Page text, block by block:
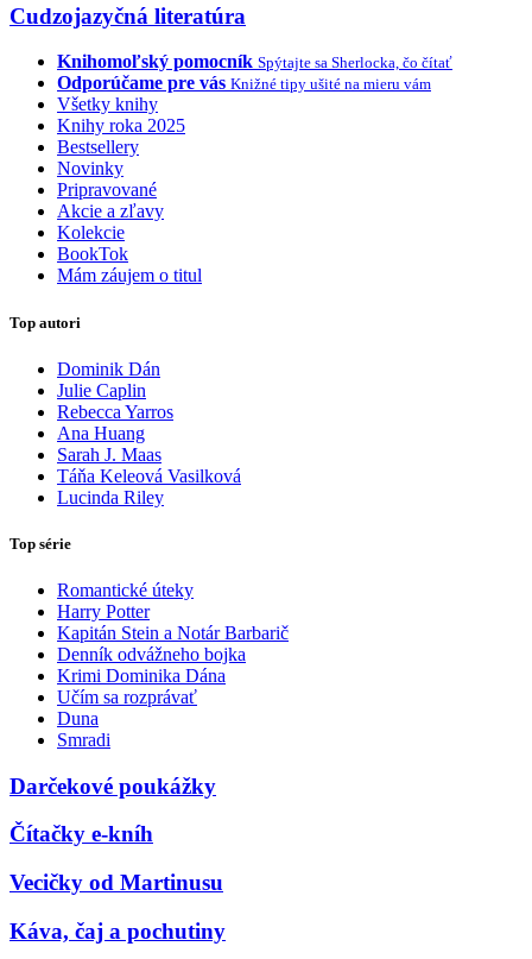
Cudzojazyčná literatúra
Knihomoľský pomocník Spýtajte sa Sherlocka, čo čítať
Odporúčame pre vás Knižné tipy ušité na mieru vám
Všetky knihy
Knihy roka 2025
Bestsellery
Novinky
Pripravované
Akcie a zľavy
Kolekcie
BookTok
Mám záujem o titul
Top autori
Dominik Dán
Julie Caplin
Rebecca Yarros
Ana Huang
Sarah J. Maas
Táňa Keleová Vasilková
Lucinda Riley
Top série
Romantické úteky
Harry Potter
Kapitán Stein a Notár Barbarič
Denník odvážneho bojka
Krimi Dominika Dána
Učím sa rozprávať
Duna
Smradi
Darčekové poukážky
Čítačky e-kníh
Vecičky od Martinusu
Káva, čaj a pochutiny